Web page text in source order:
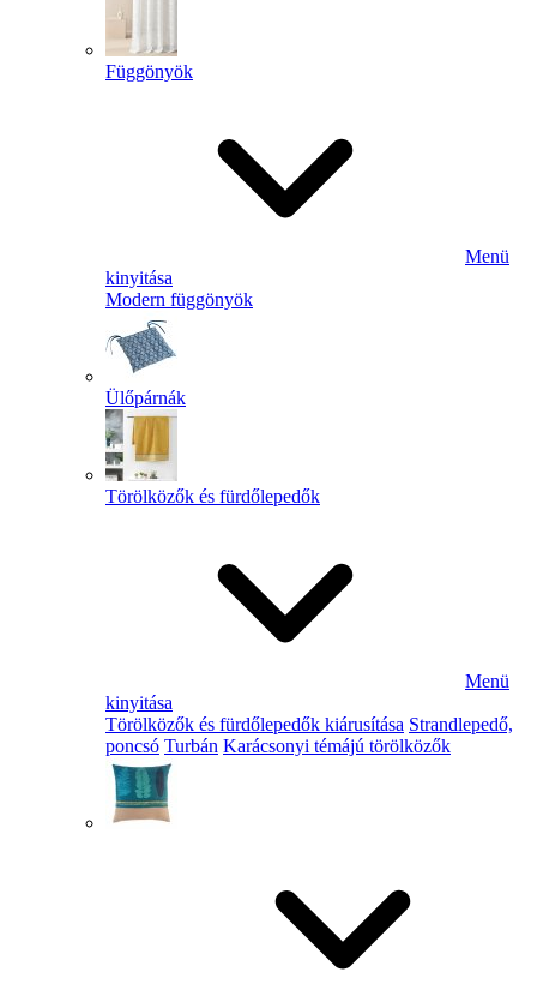
Függönyök
Menü
kinyitása
Modern függönyök
Ülőpárnák
Törölközők és fürdőlepedők
Menü
kinyitása
Törölközők és fürdőlepedők kiárusítása Strandlepedő,
poncsó Turbán Karácsonyi témájú törölközők